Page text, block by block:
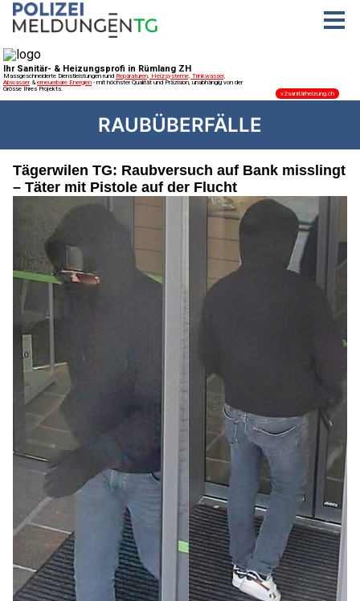
RAUBÜBERFÄLLE
Tägerwilen TG: Raubversuch auf Bank misslingt
– Täter mit Pistole auf der Flucht